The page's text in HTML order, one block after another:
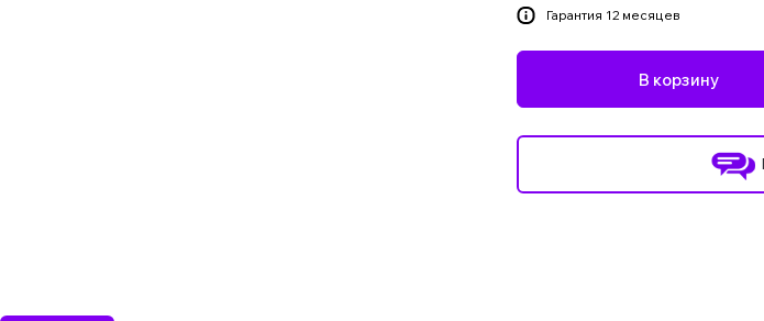
В корзину
Гарантия 12 месяцев